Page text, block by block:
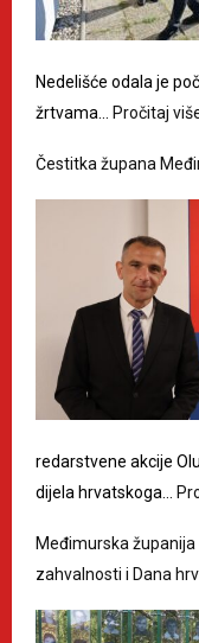
Nedelišće odala je
žrtvama…
Pročitaj
Čestitka župana
redarstvene akcije
dijela hrvatskoga…
Međimurska
zahvalnosti i Dana